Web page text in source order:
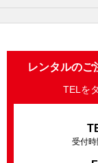
レンタルのご
TELを
受付時